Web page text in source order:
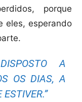
porque
eles, esperando
A
OS DIAS, A